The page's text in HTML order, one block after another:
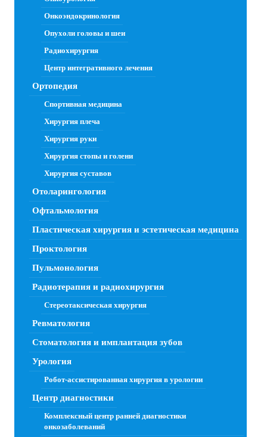
Онкоэндокринология
Опухоли головы и шеи
Радиохирургия
Центр интегративного лечения
Ортопедия
Спортивная медицина
Хирургия плеча
Хирургия руки
Хирургия стопы и голени
Хирургия суставов
Отоларингология
Офтальмология
Пластическая хирургия и эстетическая медицина
Проктология
Пульмонология
Радиотерапия и радиохирургия
Стереотаксическая хирургия
Ревматология
Стоматология и имплантация зубов
Урология
Робот-ассистированная хирургия в урологии
Центр диагностики
Комплексный центр ранней диагностики
онкозаболеваний